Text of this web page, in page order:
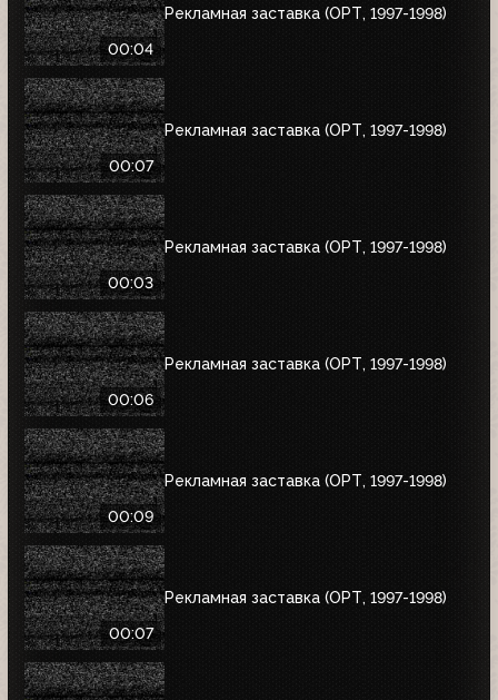
00:04
Рекламная заставка (ОРТ, 1997-1998)
00:07
Рекламная заставка (ОРТ, 1997-1998)
00:03
Рекламная заставка (ОРТ, 1997-1998)
00:06
Рекламная заставка (ОРТ, 1997-1998)
00:09
Рекламная заставка (ОРТ, 1997-1998)
00:07
Рекламная заставка (ОРТ, 1997-1998)